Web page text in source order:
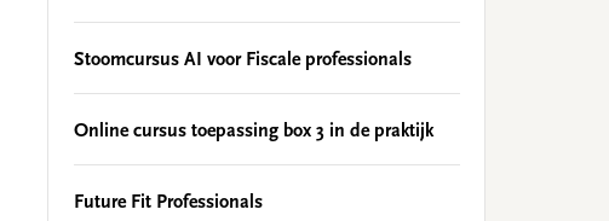
Stoomcursus AI voor Fiscale professionals
Online cursus toepassing box 3 in de praktijk
Future Fit Professionals